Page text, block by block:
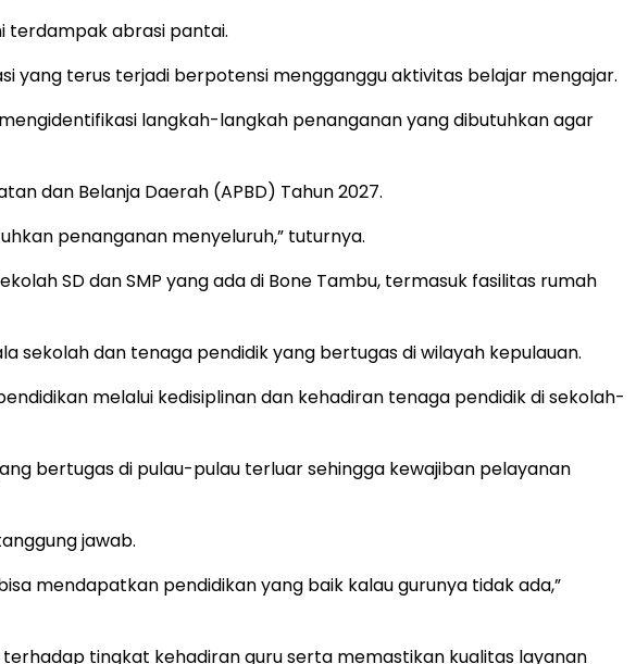
terdampak abrasi pantai.
yang terus terjadi berpotensi mengganggu aktivitas belajar mengajar.
langkah-langkah penanganan yang dibutuhkan agar
dan Belanja Daerah (APBD) Tahun 2027.
penanganan menyeluruh,” tuturnya.
SD dan SMP yang ada di Bone Tambu, termasuk fasilitas rumah
sekolah dan tenaga pendidik yang bertugas di wilayah kepulauan.
melalui kedisiplinan dan kehadiran tenaga pendidik di sekolah-
bertugas di pulau-pulau terluar sehingga kewajiban pelayanan
jawab.
mendapatkan pendidikan yang baik kalau gurunya tidak ada,”
tingkat kehadiran guru serta memastikan kualitas layanan